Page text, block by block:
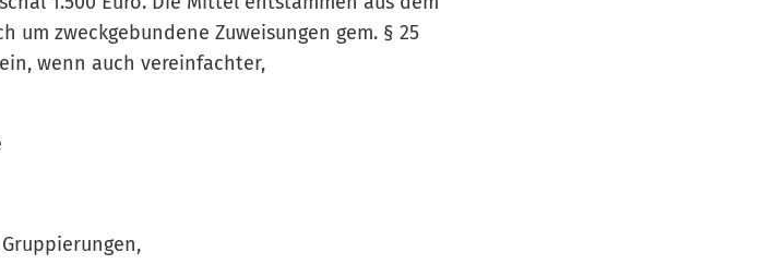
um zweckgebundene Zuweisungen gem. § 25
ein, wenn auch vereinfachter,